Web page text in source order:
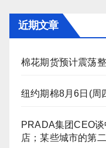
近期文章
棉花期货预计震荡
纽约期棉8月6日(周
PRADA集团CEO
店；某些城市的第